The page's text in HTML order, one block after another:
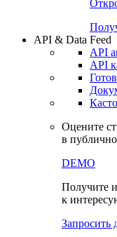
API & Data Feed
API
API
Оцените
в
DEMO
Получите
к
Запросить